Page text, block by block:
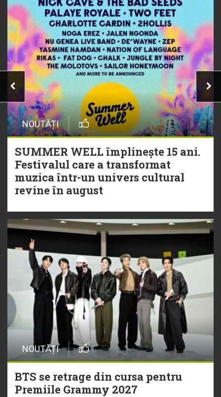
NOUTĂȚI
SUMMER WELL împlinește 15 ani.
Festivalul care a transformat
muzica într-un univers cultural
revine în august
NOUTĂȚI
BTS se retrage din cursa pentru
Premiile Grammy 2027